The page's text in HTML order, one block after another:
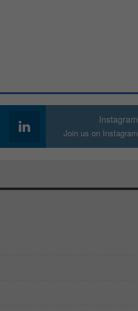
Instagram
Join us on Instagram